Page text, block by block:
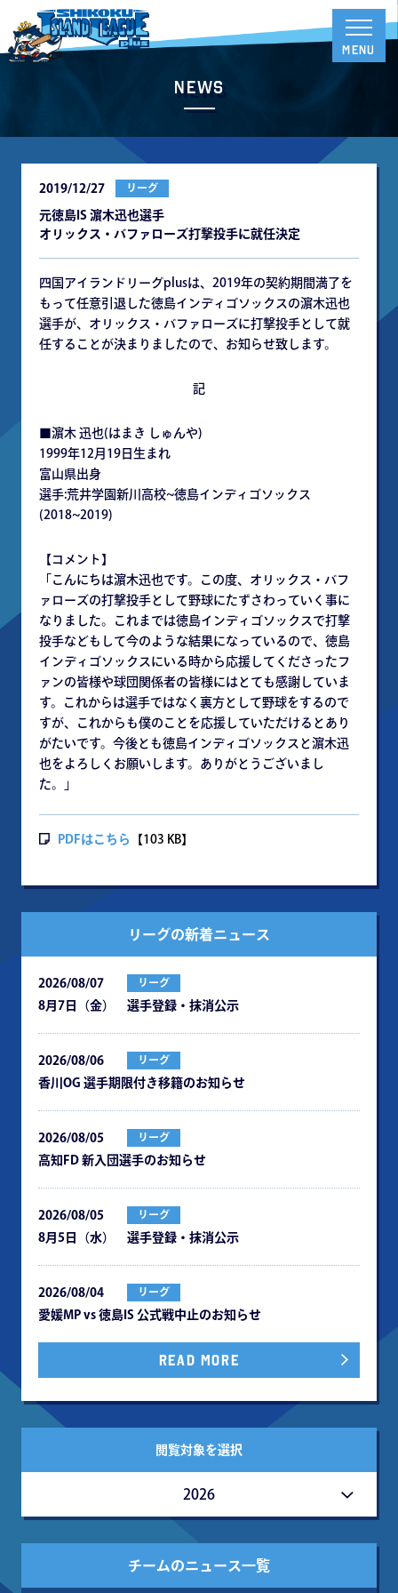
News
2019/12/27 リーグ
元徳島IS 濵木迅也選手
オリックス・バファローズ打撃投手に就任決定
四国アイランドリーグplusは、2019年の契約期間満了を
もって任意引退した徳島インディゴソックスの濵木迅也
選手が、オリックス・バファローズに打撃投手として就
任することが決まりましたので、お知らせ致します。
記
■濵木 迅也(はまき しゅんや)
1999年12月19日生まれ
富山県出身
選手:荒井学園新川高校~徳島インディゴソックス
(2018~2019)
【コメント】
「こんにちは濵木迅也です。この度、オリックス・バフ
ァローズの打撃投手として野球にたずさわっていく事に
なりました。これまでは徳島インディゴソックスで打撃
投手などもして今のような結果になっているので、徳島
インディゴソックスにいる時から応援してくださったフ
ァンの皆様や球団関係者の皆様にはとても感謝していま
す。これからは選手ではなく裏方として野球をするので
すが、これからも僕のことを応援していただけるとあり
がたいです。今後とも徳島インディゴソックスと濵木迅
也をよろしくお願いします。ありがとうございまし
た。」
PDFはこちら 【103 KB】
リーグの新着ニュース
2026/08/07 リーグ
8月7日（金） 選手登録・抹消公示
2026/08/06 リーグ
⾹川OG 選⼿期限付き移籍のお知らせ
2026/08/05 リーグ
⾼知FD 新⼊団選⼿のお知らせ
2026/08/05 リーグ
8月5日（水） 選手登録・抹消公示
2026/08/04 リーグ
愛媛MP vs 徳島IS 公式戦中⽌のお知らせ
READ MORE
閲覧対象を選択
2026
チームのニュース一覧